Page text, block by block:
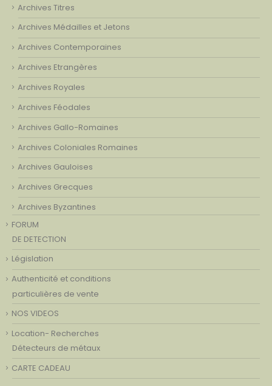
Archives Titres
Archives Médailles et Jetons
Archives Contemporaines
Archives Etrangères
Archives Royales
Archives Féodales
Archives Gallo-Romaines
Archives Coloniales Romaines
Archives Gauloises
Archives Grecques
Archives Byzantines
FORUM
DE DETECTION
Législation
Authenticité et conditions
particulières de vente
NOS VIDEOS
Location- Recherches
Détecteurs de métaux
CARTE CADEAU